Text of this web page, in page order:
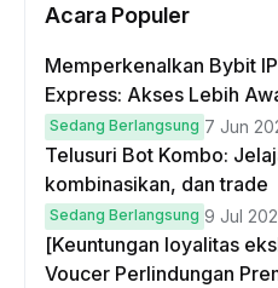
Acara Populer
Memperkenalkan Bybit
Express: Akses Lebih
IPO Global!
Sedang Berlangsung 7 Jun
Telusuri Bot Kombo:
kombinasikan, dan trade
Sedang Berlangsung 9 Jul
[Keuntungan loyalitas
Voucer Perlindungan